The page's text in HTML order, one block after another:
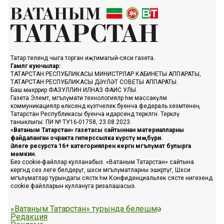
Татар телендә чыга торган иҗтимагый-сәяси газета.
Гамәлгә куючылар:
ТАТАРСТАН РЕСПУБЛИКАСЫ МИНИСТРЛАР КАБИНЕТЫ АППАРАТЫ,
ТАТАРСТАН РЕСПУБЛИКАСЫ ДӘҮЛӘТ СОВЕТЫ АППАРАТЫ.
Баш мөхәррир ФАЗУЛЛИН ИЛНАЗ ФАИС УЛЫ.
Газета Элемтә, мәгълүмати технологияләр һәм массакүләм
коммуникацияләр өлкәсендә күзәтчелек буенча федераль хезмәтенең
Татарстан Республикасы буенча идарәсендә теркәлгән. Теркәлү
таныклыгы: ПИ № ТУ16-01758, 23.08.2023.
«Ватаным Татарстан» газетасы сайтыннан материалларны
файдаланган очракта гиперссылка күрсәтү мәҗбүри.
Әлеге ресурста 16+ категорияләренә кергән мәгълүмат булырга
мөмкин.
Без cookie-файллар кулланабыз. «Ватаным Татарстан» сайтына
кергәндә сез әлеге белдерүгә, шәхси мәгълүматларны эшкәртүгә, Шәхси
мәгълүматлар турындагы сәясәткә һәм Конфиденциальлек сәясәте нигезендә
cookie файлларын куллануга ризалашасыз.
«Ватаным Татарстан» турында белешмә
Редакция